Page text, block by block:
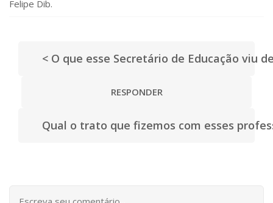
Felipe Dib.
< O que esse Secretário de Educação viu
RESPONDER
Qual o trato que fizemos com esses